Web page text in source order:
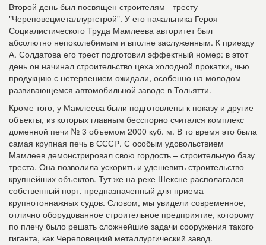
Второй день был посвящен строителям - тресту
"Череповецметаллургстрой". У его начальника Героя
Социалистического Труда Мамлеева авторитет был
абсолютно непоколебимым и вполне заслуженным. К приезду
А. Солдатова его трест подготовил эффектный номер: в этот
день он начинал строительство цеха холодной прокатки, чью
продукцию с нетерпением ожидали, особенно на молодом
развивающемся автомобильной заводе в Тольятти.
Кроме того, у Мамлеева были подготовлены к показу и другие
объекты, из которых главным бесспорно считался комплекс
доменной печи № 3 объемом 2000 куб. м. В то время это была
самая крупная печь в СССР. С особым удовольствием
Мамлеев демонстрировал свою гордость – строительную базу
треста. Она позволила ускорить и удешевить строительство
крупнейших объектов. Тут же на реке Шексне располагался
собственный порт, предназначенный для приема
крупнотоннажных судов. Словом, мы увидели современное,
отлично оборудованное строительное предприятие, которому
по плечу было решать сложнейшие задачи сооружения такого
гиганта, как Череповецкий металлургический завод.